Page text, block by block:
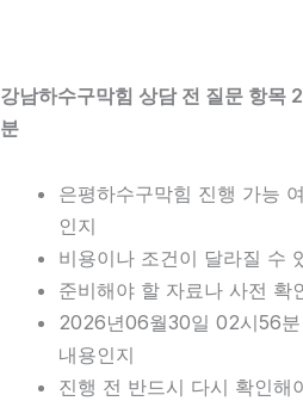
강남하수구막힘 상담 전 질문 항
분
은평하수구막힘 진행 가능
인지
비용이나 조건이 달라질 수
준비해야 할 자료나 사전 확
2026년06월30일 02시56
내용인지
진행 전 반드시 다시 확인해